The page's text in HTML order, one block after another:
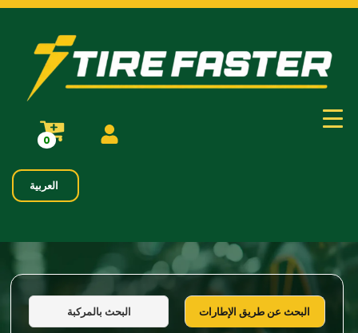
0
العربية
البحث عن طريق الإطارات البحث بالمركبة